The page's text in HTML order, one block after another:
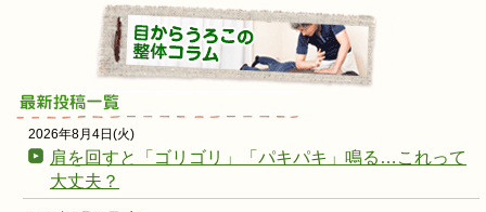
2026年8月4日(火)
肩を回すと「ゴリゴリ」「パキパキ」鳴る…これって
大丈夫？